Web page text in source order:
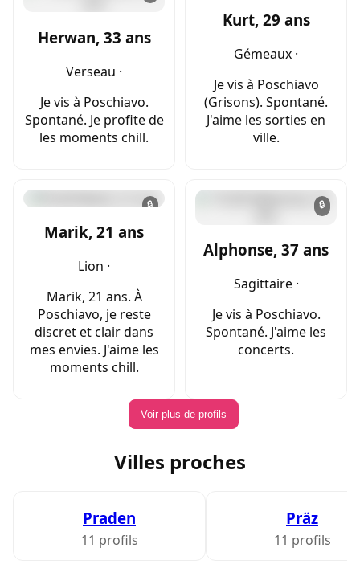
Herwan, 33 ans
Verseau ·
Je vis à Poschiavo.
Spontané. Je profite de
les moments chill.
Kurt, 29 ans
Gémeaux ·
Je vis à Poschiavo
(Grisons). Spontané.
J'aime les sorties en
ville.
🔒
Marik, 21 ans
Lion ·
Marik, 21 ans. À
Poschiavo, je reste
discret et clair dans
mes envies. J'aime les
moments chill.
🔒
Alphonse, 37 ans
Sagittaire ·
Je vis à Poschiavo.
Spontané. J'aime les
concerts.
Voir plus de profils
Villes proches
Praden
11 profils
Präz
11 profils